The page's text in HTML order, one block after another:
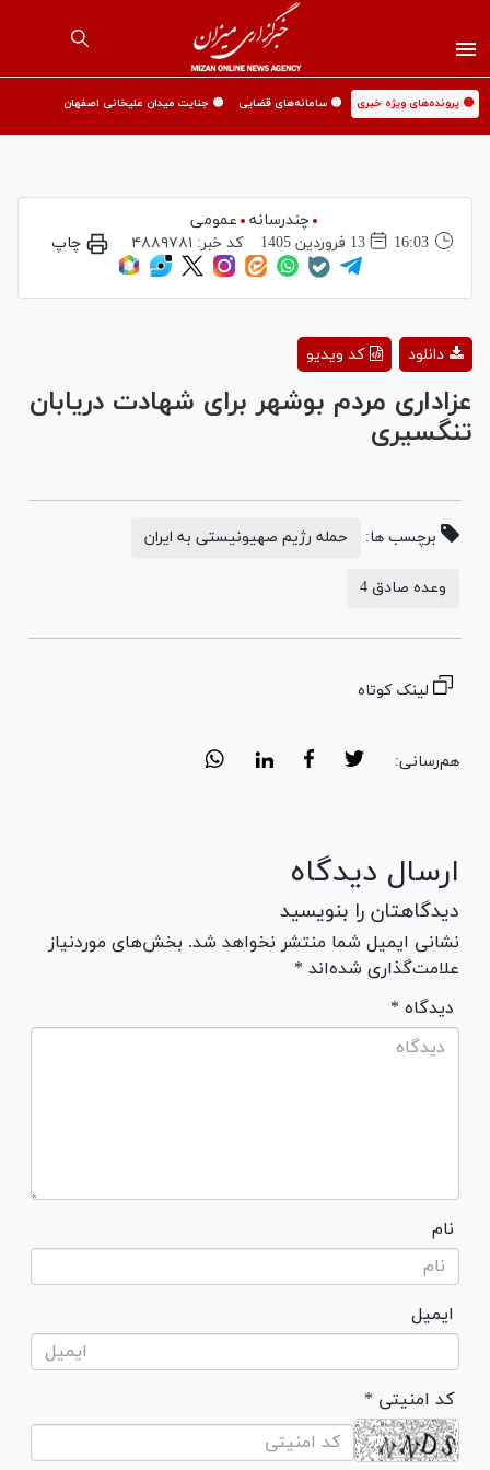
🟡 پرونده‌های ویژه خبری 🟡 سامانه‌های قضایی 🟡 جنایت میدان علیخانی اصفهان
چندرسانه
عمومی
16:03
13 فروردين 1405 کد خبر: ۴۸۸۹۷۸۱ چاپ
Video
کد ویدیو دانلود
عزاداری مردم بوشهر برای شهادت دریابان
تنگسیری
برچسب ها: حمله رژیم صهیونیستی به ایران
وعده صادق 4
لینک کوتاه
هم‌رسانی:
ارسال دیدگاه
دیدگاهتان را بنویسید
نشانی ایمیل شما منتشر نخواهد شد. بخش‌های موردنیاز
علامت‌گذاری شده‌اند *
* دیدگاه
نام
ایمیل
* کد امنیتی